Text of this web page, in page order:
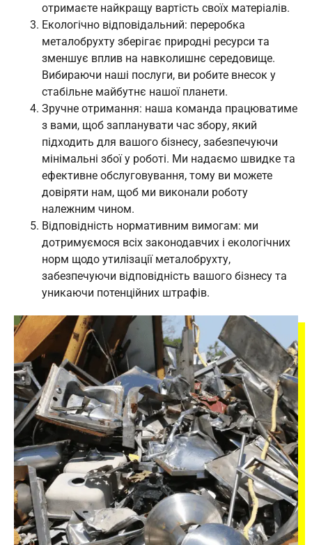
отримаєте найкращу вартість своїх матеріалів.
Екологічно відповідальний: переробка
металобрухту зберігає природні ресурси та
зменшує вплив на навколишнє середовище.
Вибираючи наші послуги, ви робите внесок у
стабільне майбутнє нашої планети.
Зручне отримання: наша команда працюватиме
з вами, щоб запланувати час збору, який
підходить для вашого бізнесу, забезпечуючи
мінімальні збої у роботі. Ми надаємо швидке та
ефективне обслуговування, тому ви можете
довіряти нам, щоб ми виконали роботу
належним чином.
Відповідність нормативним вимогам: ми
дотримуємося всіх законодавчих і екологічних
норм щодо утилізації металобрухту,
забезпечуючи відповідність вашого бізнесу та
уникаючи потенційних штрафів.